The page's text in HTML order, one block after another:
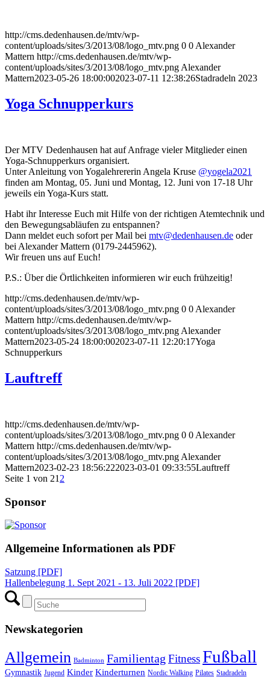
http://cms.dedenhausen.de/mtv/wp-
content/uploads/sites/3/2013/08/logo_mtv.png 0 0 Alexander
Mattern http://cms.dedenhausen.de/mtv/wp-
content/uploads/sites/3/2013/08/logo_mtv.png Alexander
Mattern2023-05-26 18:00:002023-07-11 12:38:26Stadradeln 2023
Yoga Schnupperkurs
Der MTV Dedenhausen hat auf Anfrage vieler Mitglieder einen
Yoga-Schnupperkurs organisiert.
Unter Anleitung von Yogalehrererin Angela Kruse @yogela2021
finden am Montag, 05. Juni und Montag, 12. Juni von 17-18 Uhr
jeweils ein Yoga-Kurs statt.
Habt ihr Interesse Euch mit Hilfe von der richtigen Atemtechnik und
den Bewegungsabläufen zu entspannen?
Dann meldet euch sofort per Mail bei mtv@dedenhausen.de oder
bei Alexander Mattern (0179-2445962).
Wir freuen uns auf Euch!
P.S.: Über die Örtlichkeiten informieren wir euch frühzeitig!
http://cms.dedenhausen.de/mtv/wp-
content/uploads/sites/3/2013/08/logo_mtv.png 0 0 Alexander
Mattern http://cms.dedenhausen.de/mtv/wp-
content/uploads/sites/3/2013/08/logo_mtv.png Alexander
Mattern2023-05-24 18:00:002023-07-11 12:20:17Yoga
Schnupperkurs
Lauftreff
http://cms.dedenhausen.de/mtv/wp-
content/uploads/sites/3/2013/08/logo_mtv.png 0 0 Alexander
Mattern http://cms.dedenhausen.de/mtv/wp-
content/uploads/sites/3/2013/08/logo_mtv.png Alexander
Mattern2023-02-23 18:56:222023-03-01 09:33:55Lauftreff
Seite 1 von 21 2
Sponsor
Allgemeine Informationen als PDF
Satzung [PDF]
Hallenbelegung 1. Sept 2021 - 13. Juli 2022 [PDF]
Newskategorien
Allgemein Badminton Familientag FitnessFußball
Gymnastik Jugend Kinder Kinderturnen Nordic Walking Pilates Stadradeln